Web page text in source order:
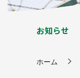
お知らせ
ホーム